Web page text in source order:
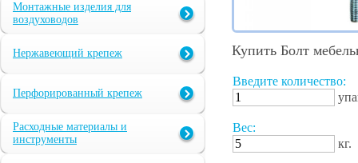
Монтажные изделия для
воздуховодов
Нержавеющий крепеж
Перфорированный крепеж
Расходные материалы и
инструменты
Купить Болт
Введите количество:
Вес:
кг.